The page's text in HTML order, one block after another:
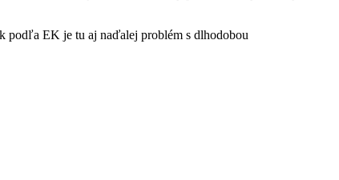
podľa EK je tu aj naďalej problém s dlhodobou